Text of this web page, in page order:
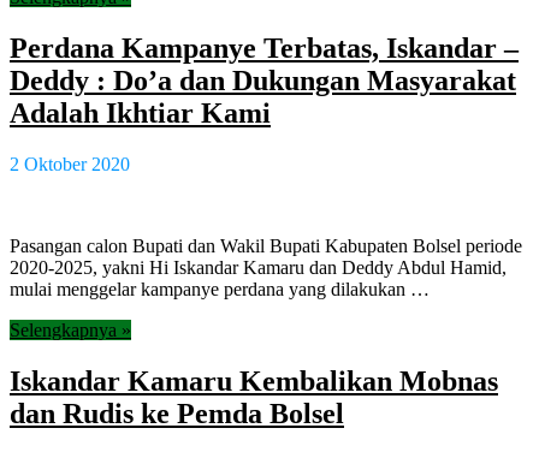
Perdana Kampanye Terbatas, Iskandar –
Deddy : Do’a dan Dukungan Masyarakat
Adalah Ikhtiar Kami
2 Oktober 2020
Pasangan calon Bupati dan Wakil Bupati Kabupaten Bolsel periode
2020-2025, yakni Hi Iskandar Kamaru dan Deddy Abdul Hamid,
mulai menggelar kampanye perdana yang dilakukan …
Selengkapnya »
Iskandar Kamaru Kembalikan Mobnas
dan Rudis ke Pemda Bolsel